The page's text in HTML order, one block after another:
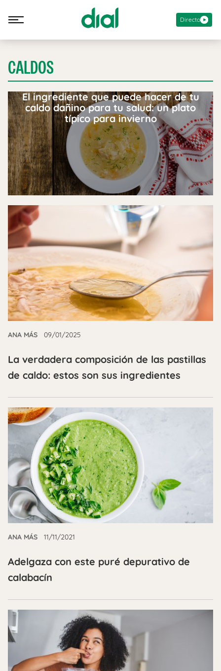
Directo
CALDOS
El ingrediente que puede hacer de tu
caldo dañino para tu salud: un plato
típico para invierno
ANA MÁS 09/01/2025
La verdadera composición de las pastillas
de caldo: estos son sus ingredientes
ANA MÁS 11/11/2021
Adelgaza con este puré depurativo de
calabacín